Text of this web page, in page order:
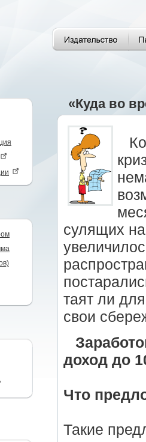
«Куда во
сулящих
таят ли
свои
доход до
Что
Такие